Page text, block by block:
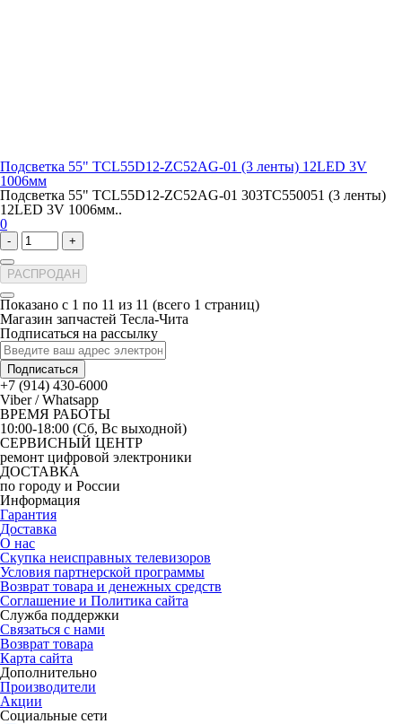
Подсветка 55" TCL55D12-ZC52AG-01 (3 ленты) 12LED 3V
1006мм
Подсветка 55" TCL55D12-ZC52AG-01 303TC550051 (3 ленты)
12LED 3V 1006мм..
0
- +
РАСПРОДАН
Показано с 1 по 11 из 11 (всего 1 страниц)
Магазин запчастей Тесла-Чита
Подписаться на рассылку
Подписаться
+7 (914) 430-6000
Viber / Whatsapp
ВРЕМЯ РАБОТЫ
10:00-18:00 (Сб, Вс выходной)
СЕРВИСНЫЙ ЦЕНТР
ремонт цифровой электроники
ДОСТАВКА
по городу и России
Информация
Гарантия
Доставка
О нас
Скупка неисправных телевизоров
Условия партнерской программы
Возврат товара и денежных средств
Соглашение и Политика сайта
Служба поддержки
Связаться с нами
Возврат товара
Карта сайта
Дополнительно
Производители
Акции
Социальные сети